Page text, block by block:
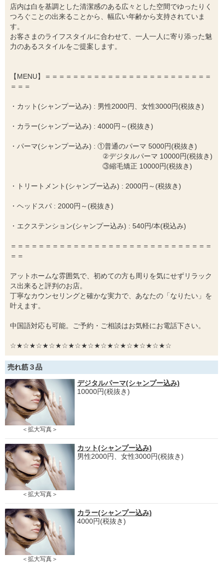
店内は白を基調とした清潔感のある広々とした空間でゆったりく
つろぐことの出来ることから、幅広い年齢から支持されていま
す。
お客さまのライフスタイルに合わせて、一人一人に寄り添った魅
力のあるスタイルをご提案します。
【MENU】＝＝＝＝＝＝＝＝＝＝＝＝＝＝＝＝＝＝＝＝＝＝＝＝
＝＝＝
・カット(シャンプー込み) : 男性2000円、女性3000円(税抜き)
・カラー(シャンプー込み) : 4000円～(税抜き)
・パーマ(シャンプー込み) : ①普通のパーマ 5000円(税抜き)
②デジタルパーマ 10000円(税抜き)
③縮毛矯正 10000円(税抜き)
・トリートメント(シャンプー込み) : 2000円～(税抜き)
・ヘッドスパ : 2000円～(税抜き)
・エクステンション(シャンプー込み) : 540円/本(税込み)
＝＝＝＝＝＝＝＝＝＝＝＝＝＝＝＝＝＝＝＝＝＝＝＝＝＝＝＝＝
＝＝
アットホームな雰囲気で、初めての方も周りを気にせずリラック
ス出来ると評判のお店。
丁寧なカウンセリングと確かな実力で、あなたの「なりたい」を
叶えます。
中国語対応も可能。ご予約・ご相談はお気軽にお電話下さい。
☆★☆★☆★☆★☆★☆★☆★☆★☆★☆★☆★☆★☆
売れ筋３品
＜拡大写真＞
デジタルパーマ(シャンプー込み)
10000円(税抜き)
＜拡大写真＞
カット(シャンプー込み)
男性2000円、女性3000円(税抜き)
＜拡大写真＞
カラー(シャンプー込み)
4000円(税抜き)